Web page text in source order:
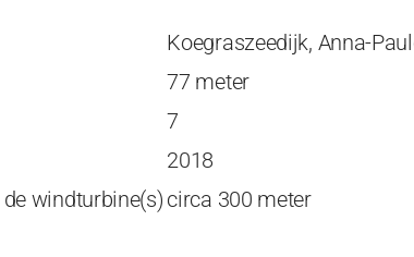
Koegraszeedijk, Anna-
77 meter
7
2018
windturbine(s) circa 300 meter